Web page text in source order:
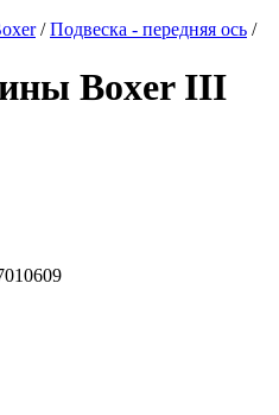
/ Подвеска - передняя ось /
Boxer III